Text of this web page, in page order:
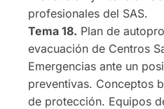
profesionales del SAS.
Tema 18. Plan de
evacuación de Centros
Emergencias ante un
preventivas. Conceptos
de protección. Equipos